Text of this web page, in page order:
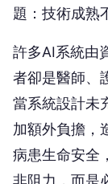
題：技術成熟
許多AI系統由
者卻是醫師、
當系統設計未
加額外負擔，
病患生命安全
非阻力，而是